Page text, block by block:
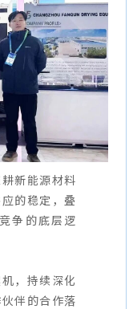
新能源材料
的稳定，叠
争的底层逻
，持续深化
伴的合作落